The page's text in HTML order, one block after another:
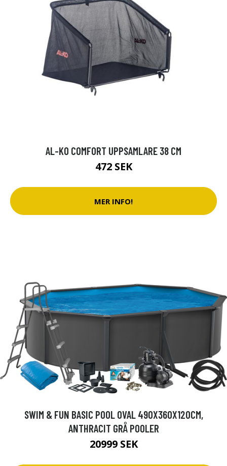
AL-KO COMFORT UPPSAMLARE 38 CM
472 SEK
MER INFO!
SWIM & FUN BASIC POOL OVAL 490X360X120CM,
ANTHRACIT GRÅ POOLER
20999 SEK